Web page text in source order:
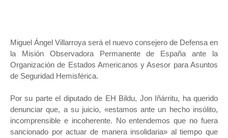
Miguel Ángel Villarroya será el nuevo consejero de Defensa en
la Misión Observadora Permanente de España ante la
Organización de Estados Americanos y Asesor para Asuntos
de Seguridad Hemisférica.
Por su parte el diputado de EH Bildu, Jon Iñárritu, ha querido
denunciar que, a su juicio, «estamos ante un hecho insólito,
incomprensible e incoherente. No entendemos que no fuera
sancionado por actuar de manera insolidaria» al tiempo que